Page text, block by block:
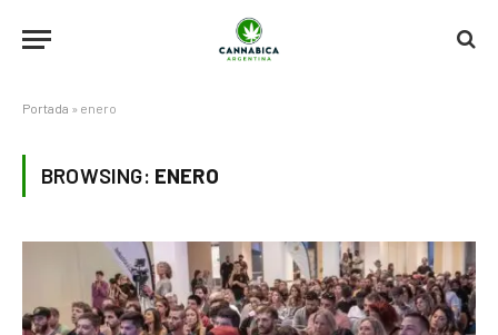
Portada » enero
BROWSING: ENERO